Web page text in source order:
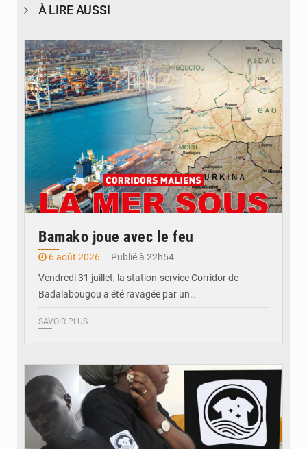
À LIRE AUSSI
© JDM
Bamako joue avec le feu
6 août 2026
Publié à 22h54
Vendredi 31 juillet, la station-service Corridor de
Badalabougou a été ravagée par un…
SAVOIR PLUS